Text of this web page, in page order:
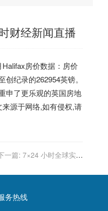
财经新闻直播
Halifax房价数据：房价
纪录的262954英镑。
申了更乐观的英国房地
来源于网络,如有侵权,请
一篇: 7×24 小时全球实时
务热线